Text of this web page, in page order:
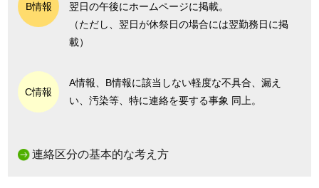
B情報
翌日の午後にホームページに掲載。
（ただし、翌日が休祭日の場合には翌勤務日に掲
載）
C情報
A情報、B情報に該当しない軽度な不具合、漏え
い、汚染等、特に連絡を要する事象 同上。
連絡区分の基本的な考え方